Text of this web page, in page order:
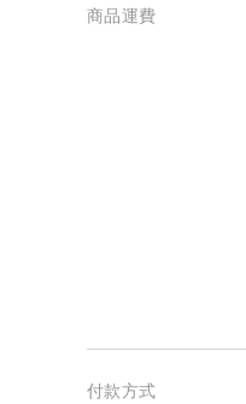
商品運費
付款方式